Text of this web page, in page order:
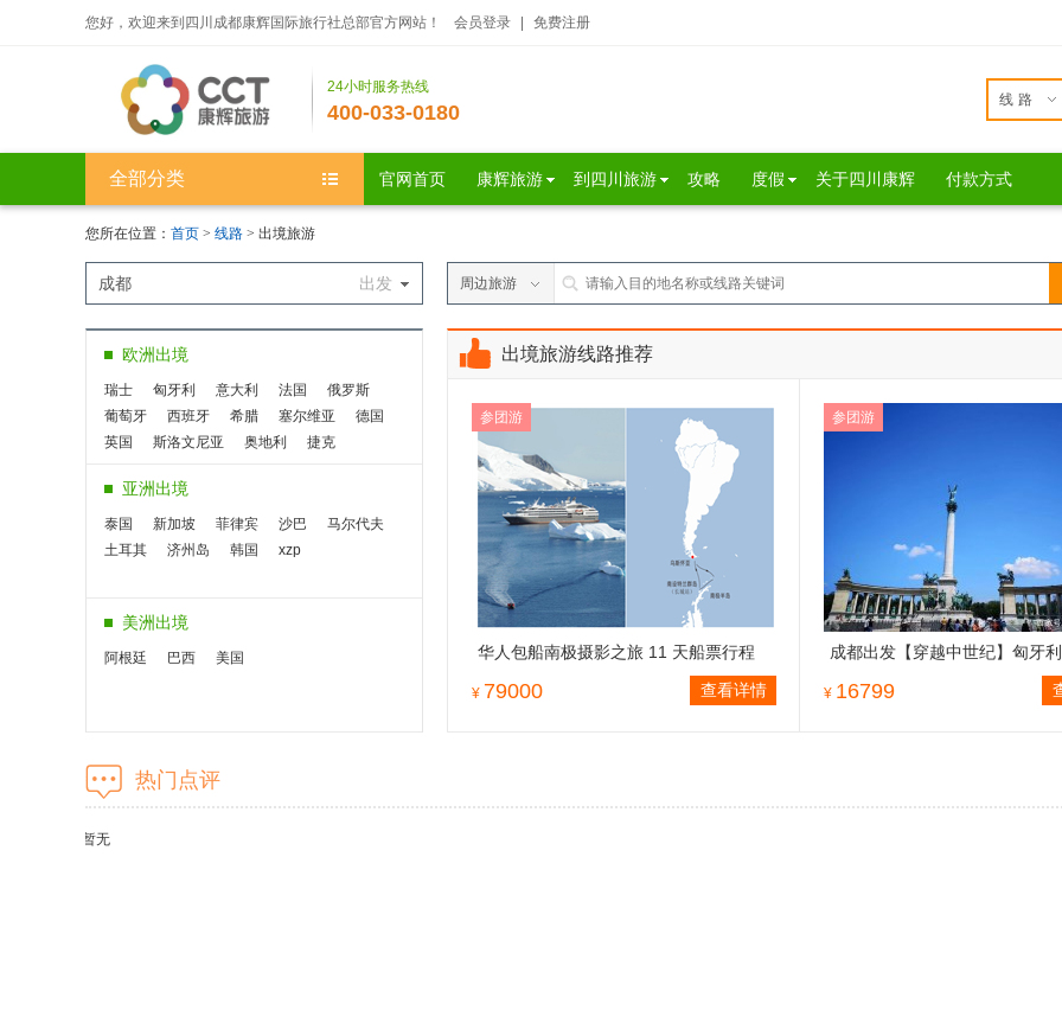
您好，欢迎来到四川成都康辉国际旅行社总部官方网站！ 会员登录 免费注册
24小时服务热线
400-033-0180
线路
全部分类 官网首页 康辉旅游 到四川旅游 攻略 度假 关于四川康辉 付款方式
您所在位置： 首页 > 线路 > 出境旅游
出发
成都 周边旅游
欧洲出境
瑞士 匈牙利 意大利 法国
俄罗斯
葡萄牙
西班牙 希腊 塞尔维亚
德国
英国
斯洛文尼亚 奥地利
捷克
亚洲出境
泰国 新加坡 菲律宾 沙巴
马尔代夫
土耳其
济州岛 韩国 xzp
美洲出境
阿根廷 巴西 美国
埃及 肯尼亚
出境旅游线路推荐
参团游
华人包船南极摄影之旅 11 天船票行程
查看详情
¥ 79000
参团游
成都出发【穿越中世纪】匈牙
度之旅
¥ 16799
热门点评
暂无